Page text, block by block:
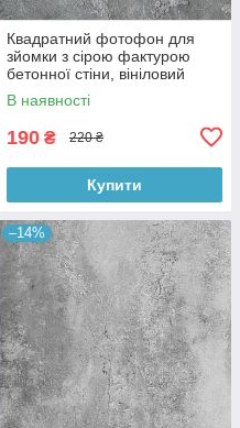
Квадратний фотофон для
зйомки з сірою фактурою
бетонної стіни, вініловий
60x60 см , №550152
В наявності
190 ₴ 220 ₴
Купити
–14%